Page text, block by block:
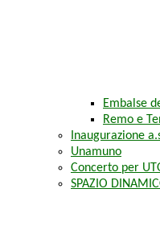
Embalse
Remo e
Inaugurazione
Unamuno
Concerto per
SPAZIO